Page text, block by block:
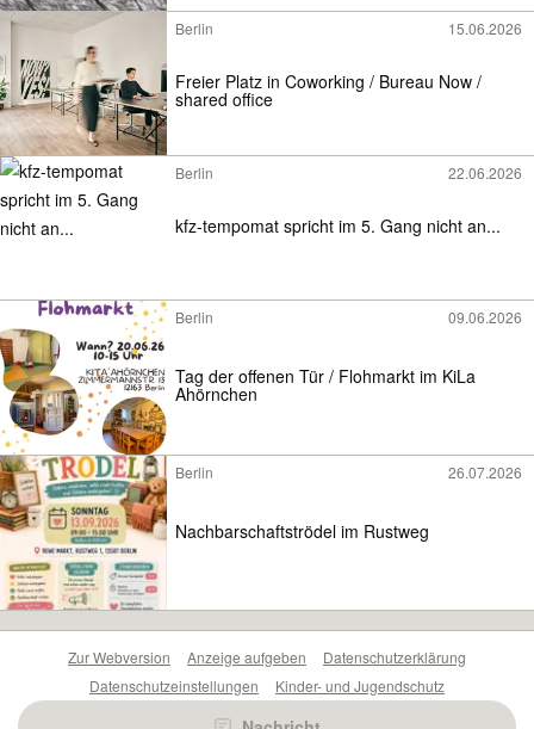
Berlin 15.06.2026
Freier Platz in Coworking / Bureau Now /
shared office
Berlin 22.06.2026
kfz-tempomat spricht im 5. Gang nicht an...
Berlin 09.06.2026
Tag der offenen Tür / Flohmarkt im KiLa
Ahörnchen
Berlin 26.07.2026
Nachbarschaftströdel im Rustweg
Zur Webversion Anzeige aufgeben
Datenschutzerklärung
Datenschutzeinstellungen
Kinder- und Jugendschutz
Barrierefreiheitserklärung